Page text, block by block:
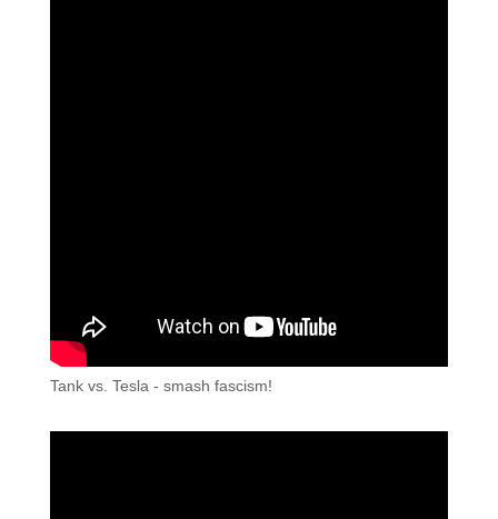
Tank vs. Tesla - smash fascism!